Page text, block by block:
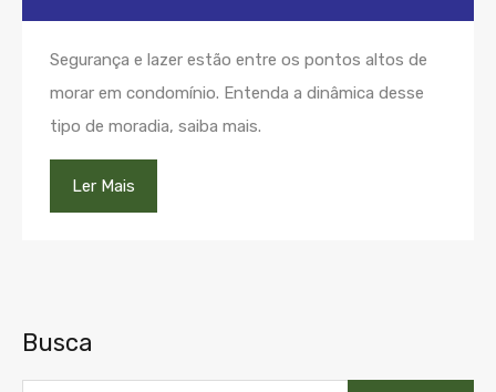
Segurança e lazer estão entre os pontos altos de
morar em condomínio. Entenda a dinâmica desse
tipo de moradia, saiba mais.
Ler Mais
Busca